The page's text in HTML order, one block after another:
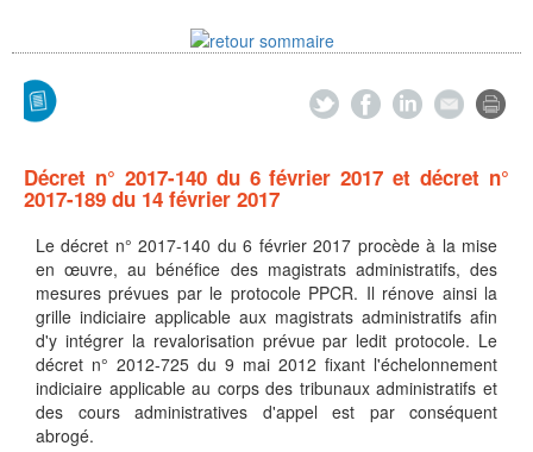
Décret n° 2017-140 du 6 février 2017 et décret n°
2017-189 du 14 février 2017
Le décret n° 2017-140 du 6 février 2017 procède à la mise
en œuvre, au bénéfice des magistrats administratifs, des
mesures prévues par le protocole PPCR. Il rénove ainsi la
grille indiciaire applicable aux magistrats administratifs afin
d'y intégrer la revalorisation prévue par ledit protocole. Le
décret n° 2012-725 du 9 mai 2012 fixant l'échelonnement
indiciaire applicable au corps des tribunaux administratifs et
des cours administratives d'appel est par conséquent
abrogé.